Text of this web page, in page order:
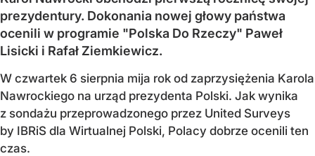
prezydentury. Dokonania nowej głowy państwa
ocenili w programie "Polska Do Rzeczy" Paweł
Lisicki i Rafał Ziemkiewicz.
W czwartek 6 sierpnia mija rok od zaprzysiężenia Karola
Nawrockiego na urząd prezydenta Polski. Jak wynika
z sondażu przeprowadzonego przez United Surveys
by IBRiS dla Wirtualnej Polski, Polacy dobrze ocenili ten
czas.